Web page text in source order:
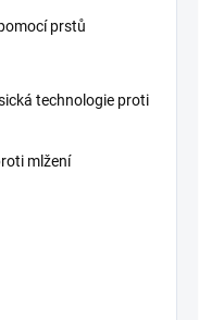
prstů
technologie proti
mlžení